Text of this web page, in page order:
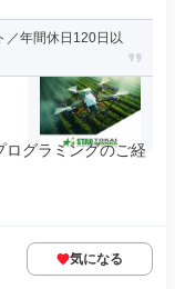
／年間休日120日以
グラミングのご経
気になる